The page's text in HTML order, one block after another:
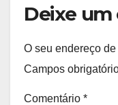
Deixe
O seu endereço
Campos
Comentário *